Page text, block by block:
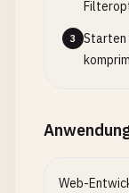
3
Starten
Web-